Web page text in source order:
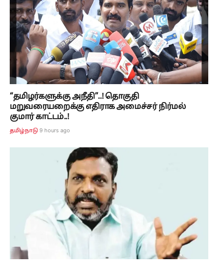
“தமிழர்களுக்கு அநீதி”..! தொகுதி
மறுவரையறைக்கு எதிராக அமைச்சர் நிர்மல்
குமார் காட்டம்..!
தமிழ்நாடு 9 hours ago